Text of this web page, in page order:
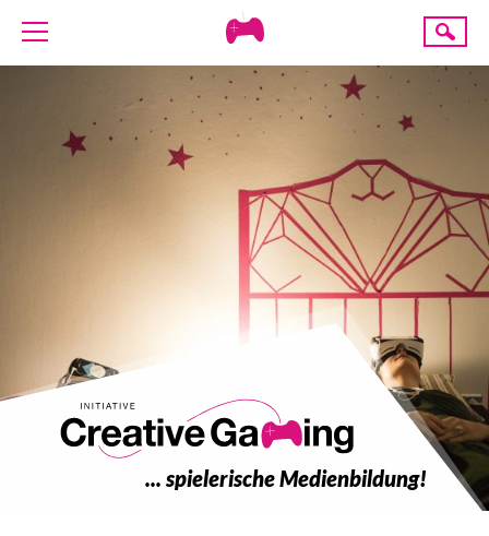
Creative
ÜBER UNS
AKTUELLES
ANGEBOTE
PROJEKTE
PRESSE
SPENDE
Suche
... spielerische Medienbildung!